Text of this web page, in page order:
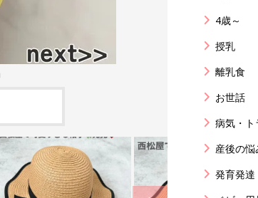
4歳～
授乳
離乳食
お世話
病気・ト
産後の悩
発育発達